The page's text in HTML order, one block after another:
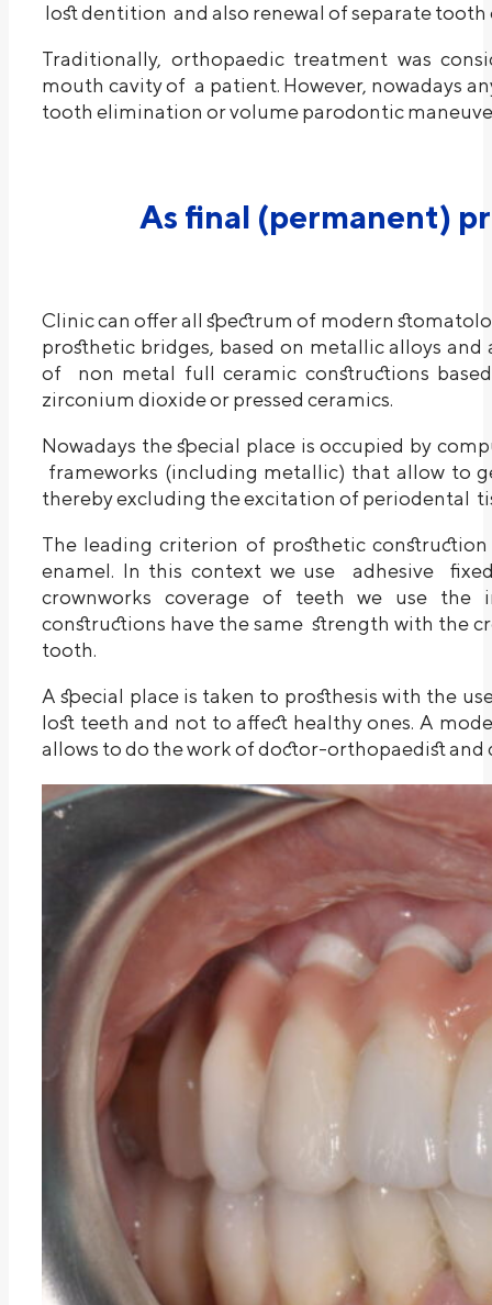
lost dentition and also renewal of separate
Traditionally, orthopaedic treatment was
mouth cavity of a patient. However, nowadays
tooth elimination or volume parodontic
As final (permanent)
Clinic can offer all spectrum of modern
prosthetic bridges, based on metallic alloys
of non metal full ceramic constructions
zirconium dioxide or pressed ceramics.
Nowadays the special place is occupied by
frameworks (including metallic) that allow to
thereby excluding the excitation of periodental
The leading criterion of prosthetic
enamel. In this context we use adhesive
crownworks coverage of teeth we use the
constructions have the same strength with the
tooth.
A special place is taken to prosthesis with the
lost teeth and not to affect healthy ones. A
allows to do the work of doctor-orthopaedist